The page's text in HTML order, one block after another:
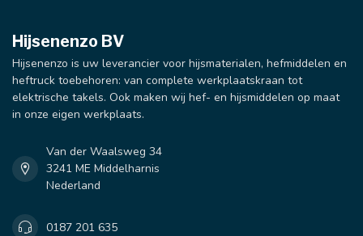
Hijsenenzo BV
Hijsenenzo is uw leverancier voor hijsmaterialen, hefmiddelen en
heftruck toebehoren: van complete werkplaatskraan tot
elektrische takels. Ook maken wij hef- en hijsmiddelen op maat
in onze eigen werkplaats.
Van der Waalsweg 34
3241 ME Middelharnis
Nederland
0187 201 635